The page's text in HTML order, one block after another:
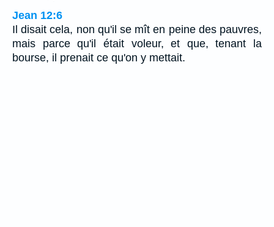
Jean 12:6
Il disait cela, non qu'il se mît en peine des pauvres,
mais parce qu'il était voleur, et que, tenant la
bourse, il prenait ce qu'on y mettait.